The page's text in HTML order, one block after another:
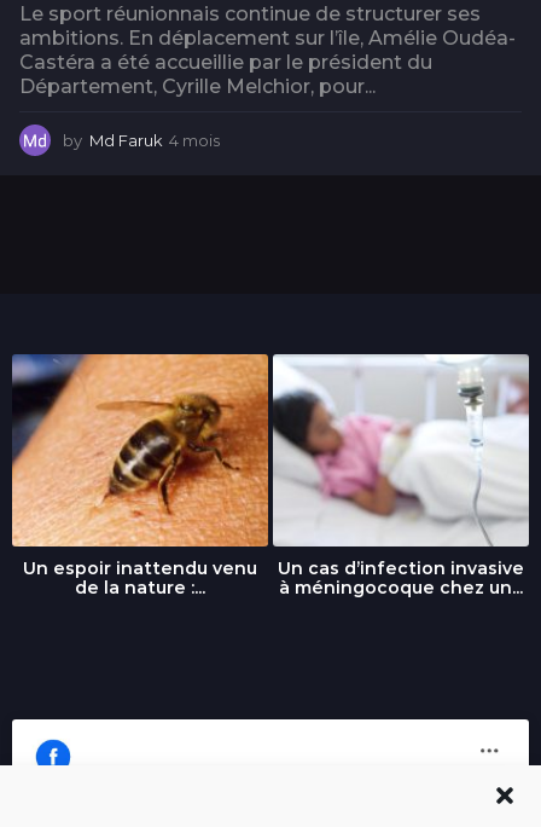
Le sport réunionnais continue de structurer ses
ambitions. En déplacement sur l’île, Amélie Oudéa-
Castéra a été accueillie par le président du
Département, Cyrille Melchior, pour...
by Md Faruk 4 mois
Un espoir inattendu venu
de la nature :...
Un cas d’infection invasive
à méningocoque chez un...